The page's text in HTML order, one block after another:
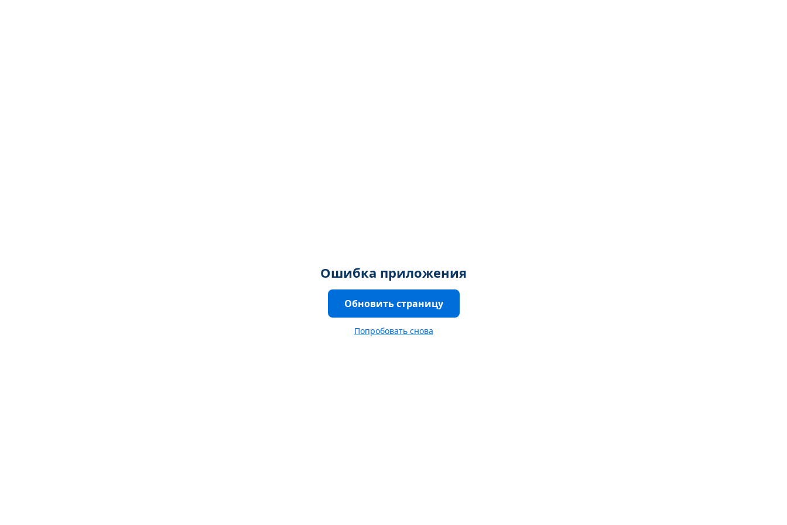
Ошибка приложения
Обновить страницу
Попробовать снова